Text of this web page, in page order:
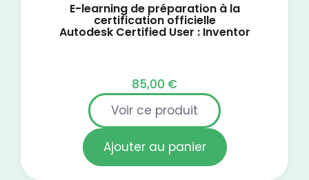
E-learning de préparation à la
certification officielle
Autodesk Certified User : Inventor
85,00 €
Voir ce produit
Ajouter au panier